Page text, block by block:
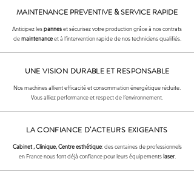
MAINTENANCE PREVENTIVE & SERVICE RAPIDE
Anticipez lespanneset sécurisez votre production grâce à nos contrats
demaintenanceet à l’intervention rapide de nos techniciens qualifiés.
UNE VISION DURABLE ET RESPONSABLE
Nos machines allient efficacité et consommation énergétique réduite.
Vous alliez performance et respect de l’environnement.
LA CONFIANCE D’ACTEURS EXIGEANTS
Cabinet , Clinique, Centre esthétique: des centaines de professionnels
en France nous font déjà confiance pour leurs équipementslaser.